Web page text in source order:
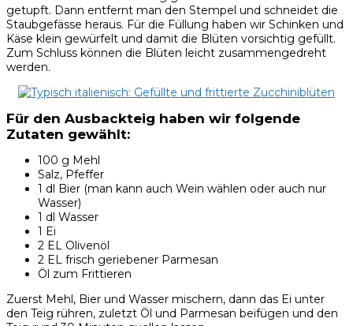
getupft. Dann entfernt man den Stempel und schneidet die
Staubgefässe heraus. Für die Füllung haben wir Schinken und
Käse klein gewürfelt und damit die Blüten vorsichtig gefüllt.
Zum Schluss können die Blüten leicht zusammengedreht
werden.
Für den Ausbackteig haben wir folgende
Zutaten gewählt:
100 g Mehl
Salz, Pfeffer
1 dl Bier (man kann auch Wein wählen oder auch nur
Wasser)
1 dl Wasser
1 Ei
2 EL Olivenöl
2 EL frisch geriebener Parmesan
Öl zum Frittieren
Zuerst Mehl, Bier und Wasser mischern, dann das Ei unter
den Teig rühren, zuletzt Öl und Parmesan beifügen und den